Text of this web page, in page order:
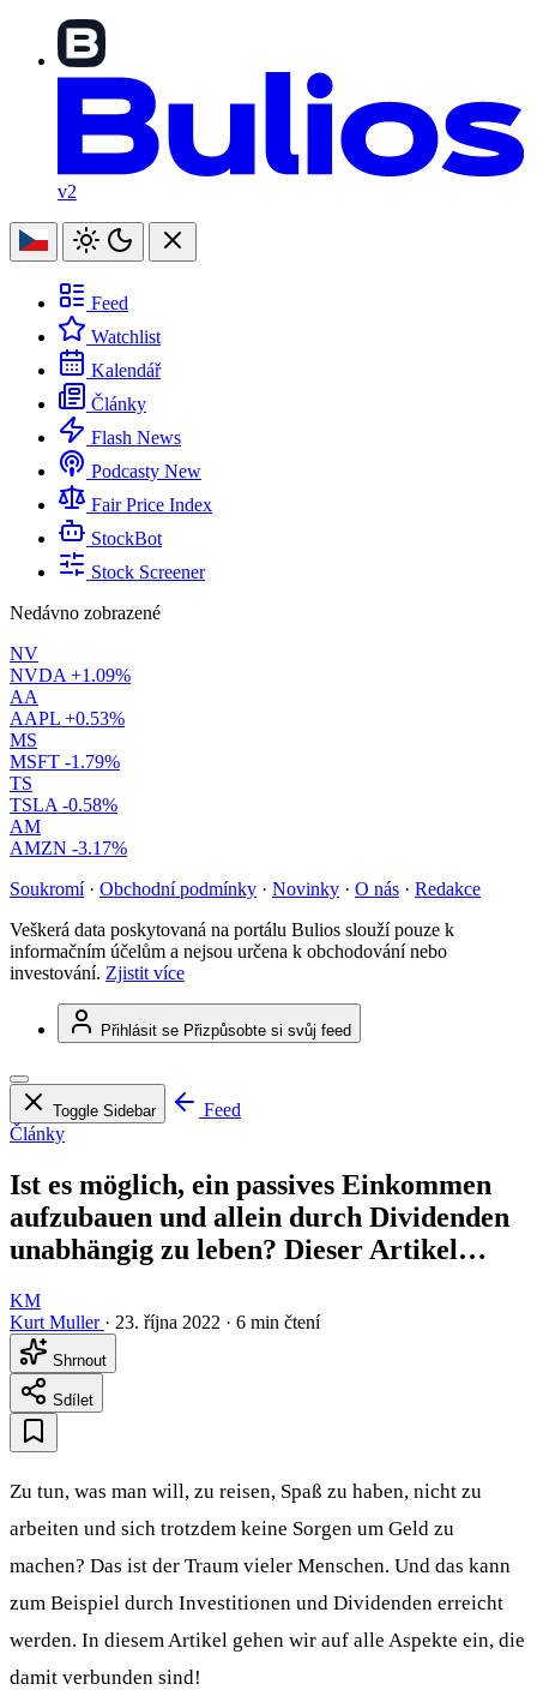
v2
Feed
Watchlist
Kalendář
Články
Flash News
Podcasty New
Fair Price Index
StockBot
Stock Screener
Nedávno zobrazené
NV
NVDA +1.09%
AA
AAPL +0.53%
MS
MSFT -1.79%
TS
TSLA -0.58%
AM
AMZN -3.17%
Soukromí · Obchodní podmínky · Novinky · O nás · Redakce
Veškerá data poskytovaná na portálu Bulios slouží pouze k
informačním účelům a nejsou určena k obchodování nebo
investování. Zjistit více
Přihlásit se Přizpůsobte si svůj feed
Toggle Sidebar
Feed
Články
Ist es möglich, ein passives Einkommen
aufzubauen und allein durch Dividenden
unabhängig zu leben? Dieser Artikel…
KM
Kurt Muller · 23. října 2022 · 6 min čtení
Shrnout
Sdílet
Zu tun, was man will, zu reisen, Spaß zu haben, nicht zu
arbeiten und sich trotzdem keine Sorgen um Geld zu
machen? Das ist der Traum vieler Menschen. Und das kann
zum Beispiel durch Investitionen und Dividenden erreicht
werden. In diesem Artikel gehen wir auf alle Aspekte ein, die
damit verbunden sind!